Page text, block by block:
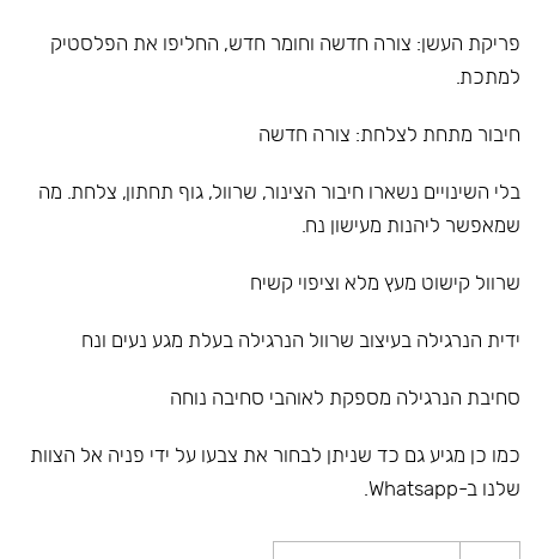
פריקת העשן: צורה חדשה וחומר חדש, החליפו את הפלסטיק
למתכת.
חיבור מתחת לצלחת: צורה חדשה
בלי השינויים נשארו חיבור הצינור, שרוול, גוף תחתון, צלחת. מה
שמאפשר ליהנות מעישון נח.
שרוול קישוט מעץ מלא וציפוי קשיח
ידית הנרגילה בעיצוב שרוול הנרגילה בעלת מגע נעים ונח
סחיבת הנרגילה מספקת לאוהבי סחיבה נוחה
כמו כן מגיע גם כד שניתן לבחור את צבעו על ידי פניה אל הצוות
שלנו ב-Whatsapp.